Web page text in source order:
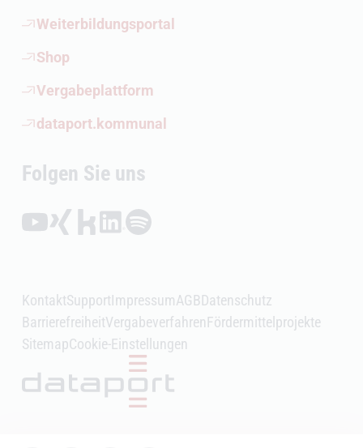
Weiterbildungsportal
(Öffnet externen Link)
Shop
(Öffnet externen Link)
Vergabeplattform
(Öffnet externen Link)
dataport.kommunal
(Öffnet externen Link)
Folgen Sie uns
Folgen auf YouTube (Öffnet externen Link)
Folgen auf Xing (Öffnet externen Link)
Folgen auf Kununu (Öffnet externen Link)
Folgen auf LinkedIn (Öffnet externen Link)
Folgen auf Spotify (Öffnet externen Link)
KontaktSupportImpressumAGBDatenschutz
BarrierefreiheitVergabeverfahrenFördermittelprojekte
SitemapCookie-Einstellungen